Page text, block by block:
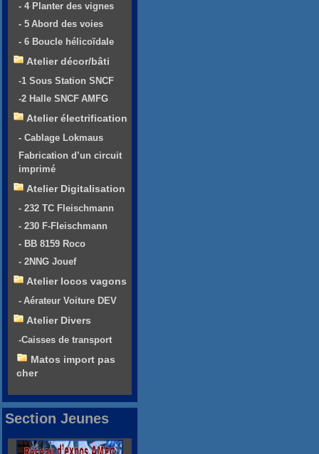
- 4 Planter des vignes
- 5 Abord des voies
- 6 Boucle hélicoïdale
Atelier décor/bâti
-1 Sous Station SNCF
-2 Halle SNCF AMFG
Atelier électrification
- Cablage Lokmaus
Fabrication d’un circuit
imprimé
Atelier Digitalisation
- 232 TC Fleischmann
- 230 F-Fleischmann
- BB 8159 Roco
- 2NNG Jouef
Atelier locos vagons
- Aérateur Voiture DEV
Atelier Divers
-Caisses de transport
Matos import pas
cher
Section Jeunes